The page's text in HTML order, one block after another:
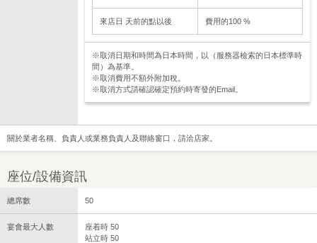
來店日 天前的點以後 費用的100 %
※取消日期和時間為日本時間，以（服務器檢索的日本標準時
間）為基準。
※取消費用不額外附加稅。
※取消方式請確認確定預約時寄發的Email。
關於業者名稱、負責人或業務負責人及聯絡窗口，請洽店家。
座位/設備資訊
總席數 50
宴會最大人數
座着時 50
站立時 50